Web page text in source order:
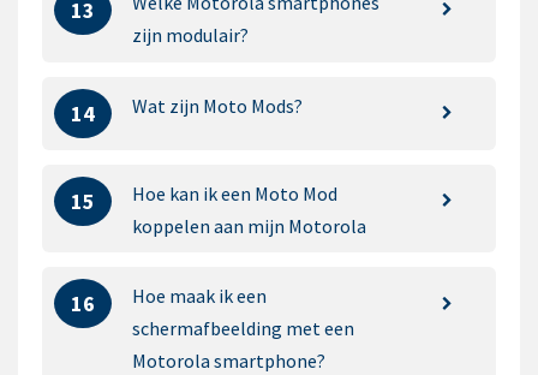
13
zijn modulair?
14 Wat zijn Moto Mods?
15
Hoe kan ik een Moto Mod
koppelen aan mijn Motorola
16
Hoe maak ik een
schermafbeelding met een
Motorola smartphone?